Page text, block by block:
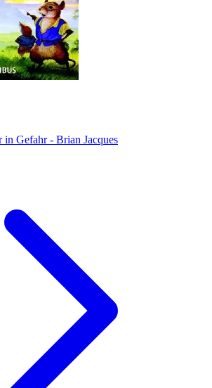
Gefahr - Brian Jacques